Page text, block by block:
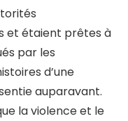
et étaient prêtes à
par les
d’une
auparavant.
la violence et le